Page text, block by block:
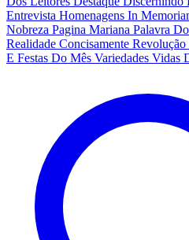
Entrevista Homenagens In
Nobreza Pagina Mariana Palavra
Realidade Concisamente Revolução
E Festas Do Mês Variedades Vidas